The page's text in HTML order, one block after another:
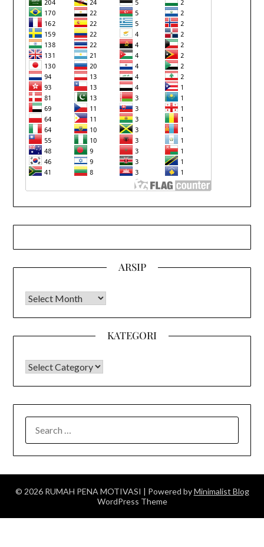
ARSIP
Arsip
KATEGORI
KATEGORI
FOR:
© 2026 RUMAH PENA MOTIVASI | Powered byMinimalist Blog
WordPress Theme